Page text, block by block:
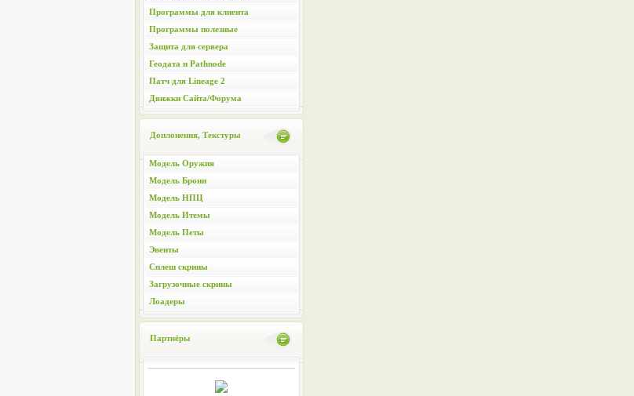
Программы для клиента
Программы полезные
Защита для сервера
Геодата и Pathnode
Патч для Lineage 2
Движки Сайта/Форума
Доплонения, Текстуры
Модель Оружия
Модель Брони
Модель НПЦ
Модель Итемы
Модель Петы
Эвенты
Сплеш скрины
Загрузочные скрины
Лоадеры
Партнёры